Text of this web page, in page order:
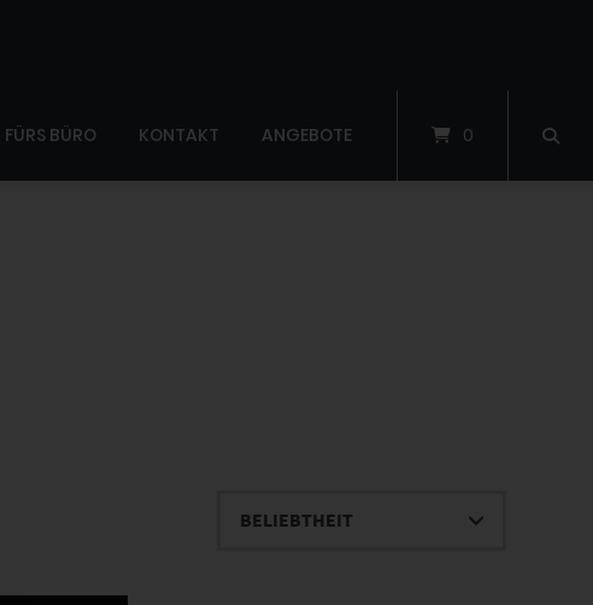
FÜRS BÜRO KONTAKT ANGEBOTE 0